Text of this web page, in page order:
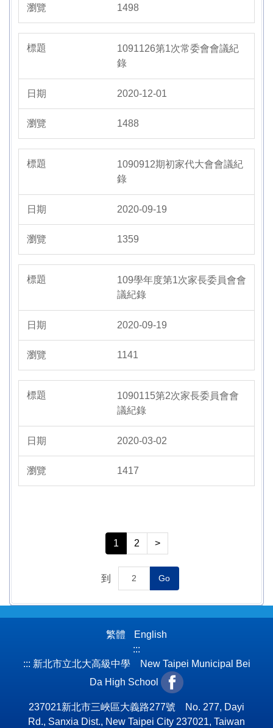
1498
1091126第1次常委會會議紀
錄
2020-12-01
1488
1090912期初家代大會會議紀
錄
2020-09-19
1359
109學年度第1次家長委員會會
議紀錄
2020-09-19
1141
1090115第2次家長委員會會
議紀錄
2020-03-02
1417
1 2 >
到 Go
繁體
English
:::
::: 新北市立北大高級中學 New Taipei Municipal Bei
Da High School
237021新北市三峽區大義路277號 No. 277, Dayi
Rd., Sanxia Dist., New Taipei City 237021, Taiwan